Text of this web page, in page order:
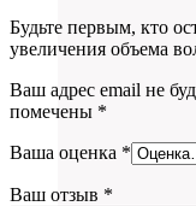
Будьте первым, кто
увеличения объема
Ваш адрес email не
помечены *
Ваша оценка *
Ваш отзыв *